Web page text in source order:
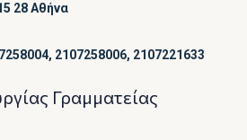
28 Αθήνα
2107258006, 2107221633
Γραμματείας